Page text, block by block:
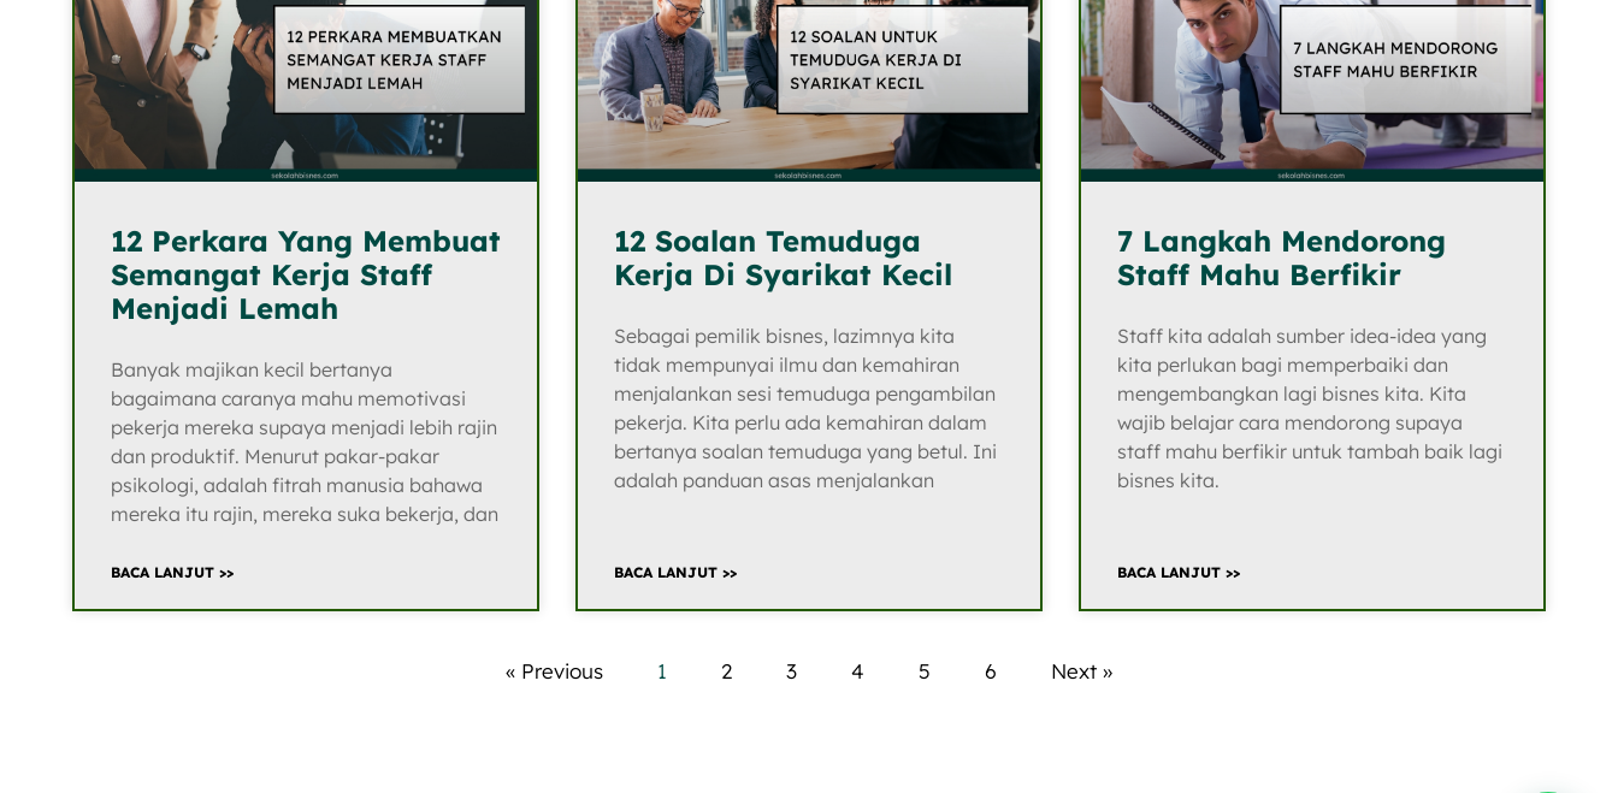
12 Perkara Yang Membuat
Semangat Kerja Staff
Menjadi Lemah
Banyak majikan kecil bertanya
bagaimana caranya mahu memotivasi
pekerja mereka supaya menjadi lebih rajin
dan produktif. Menurut pakar-pakar
psikologi, adalah fitrah manusia bahawa
mereka itu rajin, mereka suka bekerja, dan
BACA LANJUT >>
12 Soalan Temuduga
Kerja Di Syarikat Kecil
Sebagai pemilik bisnes, lazimnya kita
tidak mempunyai ilmu dan kemahiran
menjalankan sesi temuduga pengambilan
pekerja. Kita perlu ada kemahiran dalam
bertanya soalan temuduga yang betul. Ini
adalah panduan asas menjalankan
BACA LANJUT >>
7 Langkah Mendorong
Staff Mahu Berfikir
Staff kita adalah sumber idea-idea yang
kita perlukan bagi memperbaiki dan
mengembangkan lagi bisnes kita. Kita
wajib belajar cara mendorong supaya
staff mahu berfikir untuk tambah baik lagi
bisnes kita.
BACA LANJUT >>
« Previous 1 2 3 4 5 6 Next »